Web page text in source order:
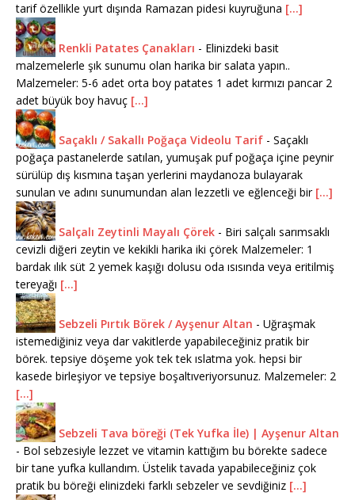
tarif özellikle yurt dışında Ramazan pidesi kuyruğuna [...]
Renkli Patates Çanakları - Elinizdeki basit
malzemelerle şık sunumu olan harika bir salata yapın..
Malzemeler: 5-6 adet orta boy patates 1 adet kırmızı pancar 2
adet büyük boy havuç [...]
Saçaklı / Sakallı Poğaça Videolu Tarif - Saçaklı
poğaça pastanelerde satılan, yumuşak puf poğaça içine peynir
sürülüp dış kısmına taşan yerlerini maydanoza bulayarak
sunulan ve adını sunumundan alan lezzetli ve eğlenceği bir [...]
Salçalı Zeytinli Mayalı Çörek - Biri salçalı sarımsaklı
cevizli diğeri zeytin ve kekikli harika iki çörek Malzemeler: 1
bardak ılık süt 2 yemek kaşığı dolusu oda ısısında veya eritilmiş
tereyağı [...]
Sebzeli Pırtık Börek / Ayşenur Altan - Uğraşmak
istemediğiniz veya dar vakitlerde yapabileceğiniz pratik bir
börek. tepsiye döşeme yok tek tek ıslatma yok. hepsi bir
kasede birleşiyor ve tepsiye boşaltıveriyorsunuz. Malzemeler: 2
[...]
Sebzeli Tava böreği (Tek Yufka İle) | Ayşenur Altan
- Bol sebzesiyle lezzet ve vitamin kattığım bu börekte sadece
bir tane yufka kullandım. Üstelik tavada yapabileceğiniz çok
pratik bu böreği elinizdeki farklı sebzeler ve sevdiğiniz [...]